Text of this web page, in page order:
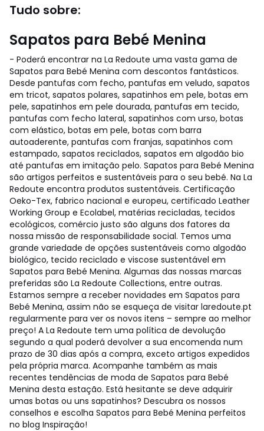
Tudo sobre:
Sapatos para Bebé Menina
- Poderá encontrar na La Redoute uma vasta gama de
Sapatos para Bebé Menina com descontos fantásticos.
Desde pantufas com fecho, pantufas em veludo, sapatos
em tricot, sapatos polares, sapatinhos em pele, botas em
pele, sapatinhos em pele dourada, pantufas em tecido,
pantufas com fecho lateral, sapatinhos com urso, botas
com elástico, botas em pele, botas com barra
autoaderente, pantufas com franjas, sapatinhos com
estampado, sapatos reciclados, sapatos em algodão bio
até pantufas em imitação pelo. Sapatos para Bebé Menina
são artigos perfeitos e sustentáveis para o seu bebé. Na La
Redoute encontra produtos sustentáveis. Certificação
Oeko-Tex, fabrico nacional e europeu, certificado Leather
Working Group e Ecolabel, matérias recicladas, tecidos
ecológicos, comércio justo são alguns dos fatores da
nossa missão de responsabilidade social. Temos uma
grande variedade de opções sustentáveis como algodão
biológico, tecido reciclado e viscose sustentável em
Sapatos para Bebé Menina. Algumas das nossas marcas
preferidas são La Redoute Collections, entre outras.
Estamos sempre a receber novidades em Sapatos para
Bebé Menina, assim não se esqueça de visitar laredoute.pt
regularmente para ver os novos itens – sempre ao melhor
preço! A La Redoute tem uma política de devolução
segundo a qual poderá devolver a sua encomenda num
prazo de 30 dias após a compra, exceto artigos expedidos
pela própria marca. Acompanhe também as mais
recentes tendências de moda de Sapatos para Bebé
Menina desta estação. Está hesitante se deve adquirir
umas botas ou uns sapatinhos? Descubra os nossos
conselhos e escolha Sapatos para Bebé Menina perfeitos
no blog Inspiração!